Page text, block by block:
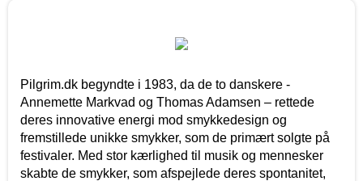
Pilgrim.dk begyndte i 1983, da de to danskere -
Annemette Markvad og Thomas Adamsen – rettede
deres innovative energi mod smykkedesign og
fremstillede unikke smykker, som de primært solgte på
festivaler. Med stor kærlighed til musik og mennesker
skabte de smykker, som afspejlede deres spontanitet,